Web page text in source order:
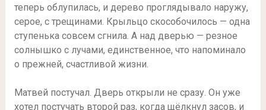
теперь облупилась, и дерево проглядывало наружу,
серое, с трещинами. Крыльцо скособочилось — одна
ступенька совсем сгнила. А над дверью — резное
солнышко с лучами, единственное, что напоминало
о прежней, счастливой жизни.
Матвей постучал. Дверь открыли не сразу. Он уже
хотел постучать второй раз, когда щёлкнул засов, и